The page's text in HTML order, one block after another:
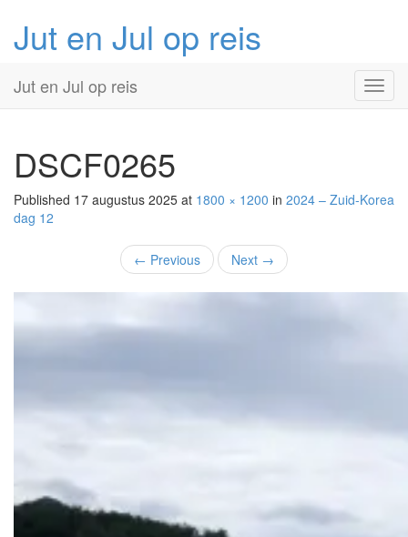
Jut en Jul op reis
Primary
Menu
content
Jut en Jul op reis
DSCF0265
Published 17 augustus 2025 at 1800 × 1200 in 2024 – Zuid-Korea
dag 12
← Previous Next →